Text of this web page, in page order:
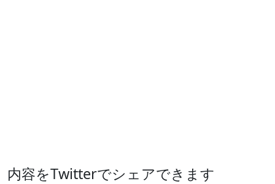
内容をTwitterでシェアできます